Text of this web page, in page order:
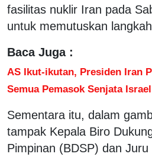
fasilitas nuklir Iran pada
untuk memutuskan
Baca Juga :
AS Ikut-ikutan, Presiden Iran
Semua Pemasok Senjata
Sementara itu, dalam
tampak Kepala Biro
Pimpinan (BDSP) dan